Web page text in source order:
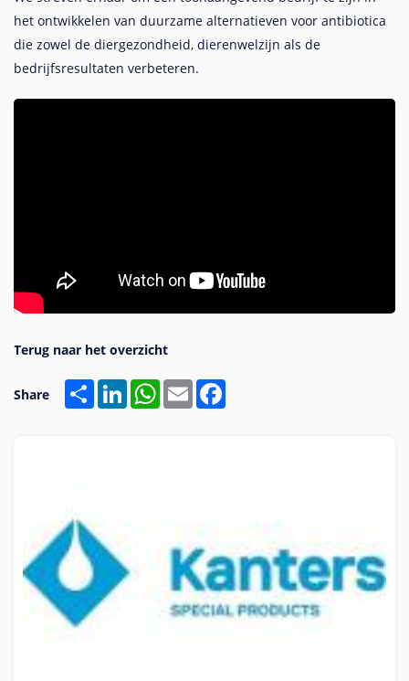
het ontwikkelen van duurzame alternatieven voor antibiotica
die zowel de diergezondheid, dierenwelzijn als de
bedrijfsresultaten verbeteren.
Share Share LinkedInWhatsApp
Email